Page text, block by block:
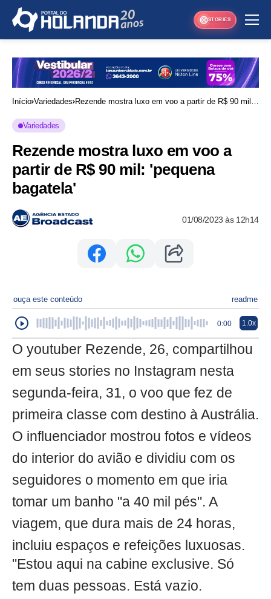
STORIES
Início Variedades Rezende mostra luxo em voo a partir de R$ 90 mil:
Variedades
Rezende mostra luxo em voo a
partir de R$ 90 mil: 'pequena
bagatela'
01/08/2023 às 12h14
ouça este conteúdo readme
0:00 1.0x
O youtuber Rezende, 26, compartilhou
em seus stories no Instagram nesta
segunda-feira, 31, o voo que fez de
primeira classe com destino à Austrália.
O influenciador mostrou fotos e vídeos
do interior do avião e dividiu com os
seguidores o momento em que iria
tomar um banho "a 40 mil pés". A
viagem, que dura mais de 24 horas,
incluiu espaços e refeições luxuosas.
"Estou aqui na cabine exclusive. Só
tem duas pessoas. Está vazio.